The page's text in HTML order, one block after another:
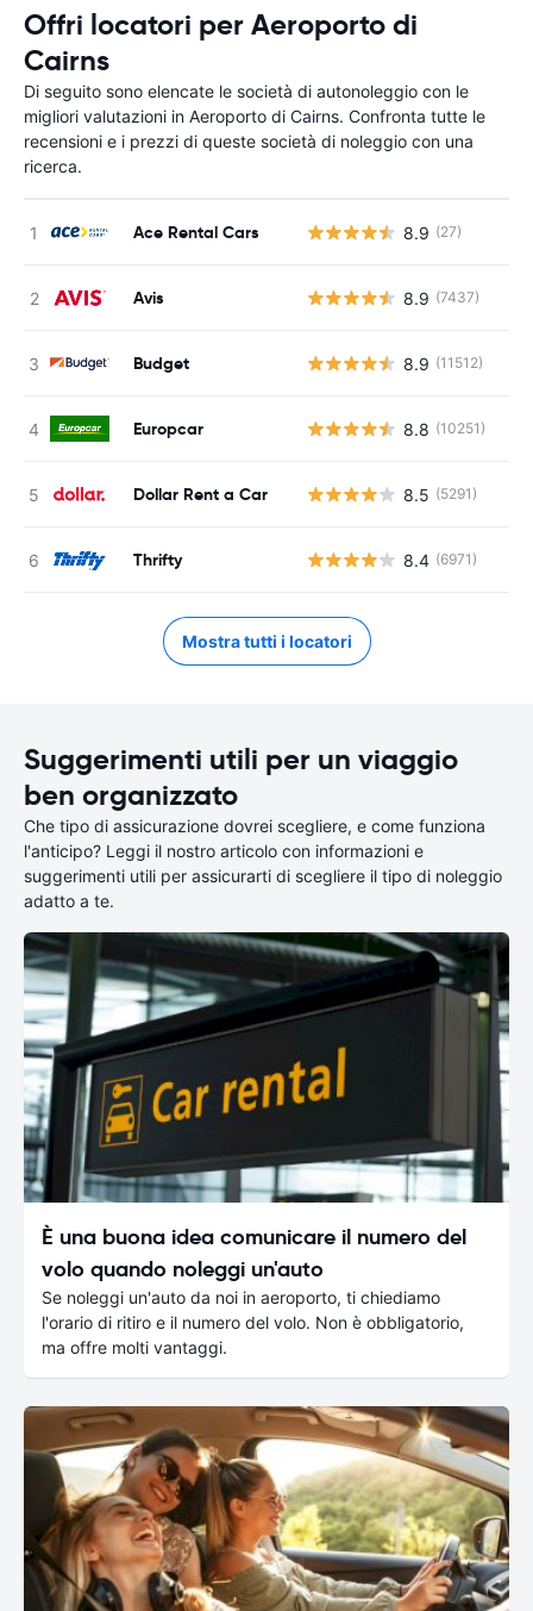
Offri locatori per Aeroporto di
Cairns
Di seguito sono elencate le società di autonoleggio con le
migliori valutazioni in Aeroporto di Cairns. Confronta tutte le
recensioni e i prezzi di queste società di noleggio con una
ricerca.
Ace Rental Cars 8.9 (27)
Avis 8.9 (7437)
Budget 8.9 (11512)
Europcar 8.8 (10251)
Dollar Rent a Car 8.5 (5291)
Thrifty 8.4 (6971)
Mostra tutti i locatori
Suggerimenti utili per un viaggio
ben organizzato
Che tipo di assicurazione dovrei scegliere, e come funziona
l'anticipo? Leggi il nostro articolo con informazioni e
suggerimenti utili per assicurarti di scegliere il tipo di noleggio
adatto a te.
È una buona idea comunicare il numero del
volo quando noleggi un'auto
Se noleggi un'auto da noi in aeroporto, ti chiediamo
l'orario di ritiro e il numero del volo. Non è obbligatorio,
ma offre molti vantaggi.